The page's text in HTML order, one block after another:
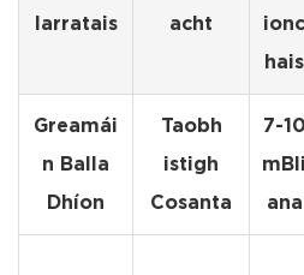
Iarratais
acht
ionc
hais
Greamái
n Balla
Dhíon
Taobh
istigh
Cosanta
7-10
mBli
ana